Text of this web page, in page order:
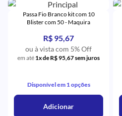
Passa Fio Branco kit com 10
Blister com 50 - Maquira
R$ 95,67
ou à vista com 5% Off
em até 1x de R$ 95,67 sem juros
Disponível em 1 opções
Adicionar